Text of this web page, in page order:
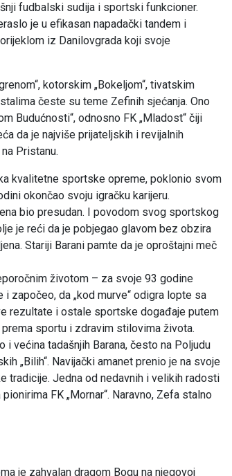
fudbalski sudija i sportski funkcioner.
je u efikasan napadački tandem i
iz Danilovgrada koji svoje
kotorskim „Bokeljom“, tivatskim
česte su teme Zefinih sjećanja. Ono
Budućnosti“, odnosno FK „Mladost“ čiji
da je najviše prijateljskih i revijalnih
Pristanu.
kvalitetne sportske opreme, poklonio svom
okončao svoju igračku karijeru.
bio presudan. I povodom svog sportskog
je reći da je pobjegao glavom bez obzira
Stariji Barani pamte da je oproštajni meč
životom – za svoje 93 godine
započeo, da „kod murve“ odigra lopte sa
rezultate i ostale sportske događaje putem
sportu i zdravim stilovima života.
većina tadašnjih Barana, često na Poljudu
„Bilih“. Navijački amanet prenio je na svoje
tradicije. Jedna od nedavnih i velikih radosti
FK „Mornar“. Naravno, Zefa stalno
je zahvalan dragom Bogu na njegovoj